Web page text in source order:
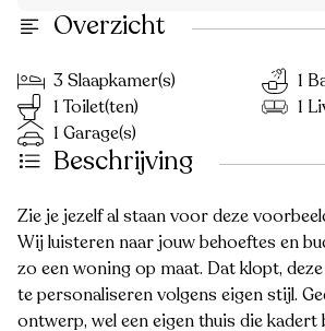
Overzicht
3 Slaapkamer(s)
1
1 Toilet(ten)
1
1 Garage(s)
Beschrijving
Zie je jezelf al staan voor deze
Wij luisteren naar jouw behoeftes en
zo een woning op maat. Dat klopt,
te personaliseren volgens eigen stijl.
ontwerp, wel een eigen thuis die kadert